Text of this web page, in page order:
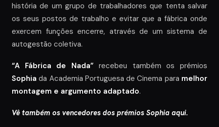
história de um grupo de trabalhadores que tenta salvar
os seus postos de trabalho e evitar que a fábrica onde
exercem funções encerre, através de um sistema de
autogestão coletiva.
“A Fábrica de Nada” recebeu também os prémios
Sophia da Academia Portuguesa de Cinema para melhor
montagem e argumento adaptado.
Vê também os vencedores dos prémios Sophia aqui.